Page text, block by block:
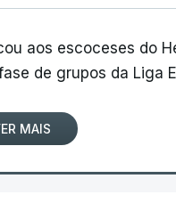
aos escoceses do
de grupos da Liga
MAIS